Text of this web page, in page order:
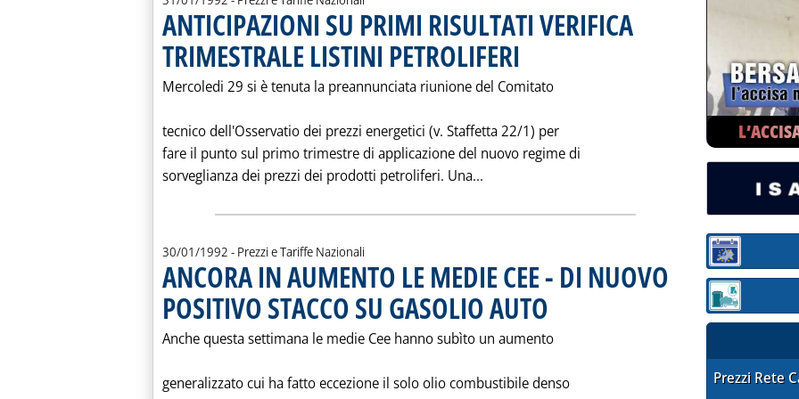
ANTICIPAZIONI SU PRIMI RISULTATI VERIFICA
TRIMESTRALE LISTINI PETROLIFERI
Mercoledi 29 si è tenuta la preannunciata riunione del Comitato
tecnico dell'Osservatio dei prezzi energetici (v. Staffetta 22/1) per
fare il punto sul primo trimestre di applicazione del nuovo regime di
sorveglianza dei prezzi dei prodotti petroliferi. Una...
30/01/1992 - Prezzi e Tariffe Nazionali
ANCORA IN AUMENTO LE MEDIE CEE - DI NUOVO
POSITIVO STACCO SU GASOLIO AUTO . Pubblicata giovedì 30 gennaio 1992 alle 0.0.
Anche questa settimana le medie Cee hanno subìto un aumento
generalizzato cui ha fatto eccezione il solo olio combustibile denso
Sezione:
Sezione:
Prezzi Rete